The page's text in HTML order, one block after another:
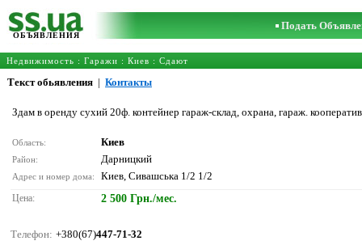
ОБЪЯВЛЕНИЯ
Подать
Недвижимость : Гаражи : Киев : Сдают
Текст обьявления | Контакты
Здам в оренду сухий 20ф. контейнер гараж-склад, охрана, гараж.
Область: Киев
Район: Дарницкий
Адрес и номер дома: Киев, Сивашська 1/2 1/2
Цена: 2 500 Грн./мес.
Телефон: +380(67)447-71-32